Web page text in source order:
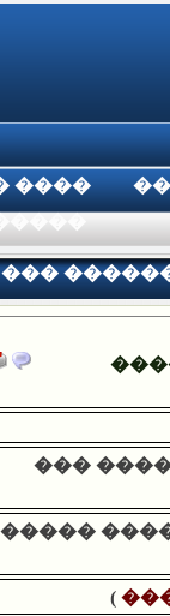
���
���
�����
)